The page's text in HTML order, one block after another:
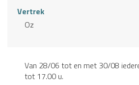
Vertrek
Oz
Van 28/06 tot en met 30/08
tot 17.00 u.